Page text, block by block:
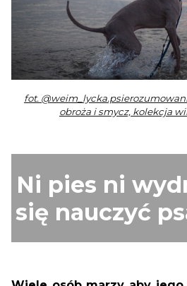
fot.
obroża i smycz, kolekcja
Ni pies ni
się nauczyć